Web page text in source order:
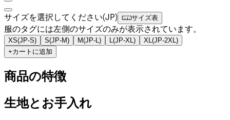
サイズを選択してください(JP) サイズ表
服のタグには左側のサイズのみが表示されています。
XS(JP-S) S(JP-M) M(JP-L) L(JP-XL) XL(JP-2XL)
+カートに追加
商品の特徴
生地とお手入れ